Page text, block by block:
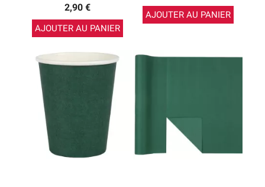
2,90 €
AJOUTER AU PANIER
AJOUTER AU PANIER